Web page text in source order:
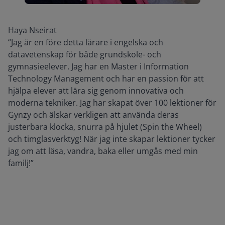
Haya Nseirat
“Jag är en före detta lärare i engelska och
datavetenskap för både grundskole- och
gymnasieelever. Jag har en Master i Information
Technology Management och har en passion för att
hjälpa elever att lära sig genom innovativa och
moderna tekniker. Jag har skapat över 100 lektioner för
Gynzy och älskar verkligen att använda deras
justerbara klocka, snurra på hjulet (Spin the Wheel)
och timglasverktyg! När jag inte skapar lektioner tycker
jag om att läsa, vandra, baka eller umgås med min
familj!”